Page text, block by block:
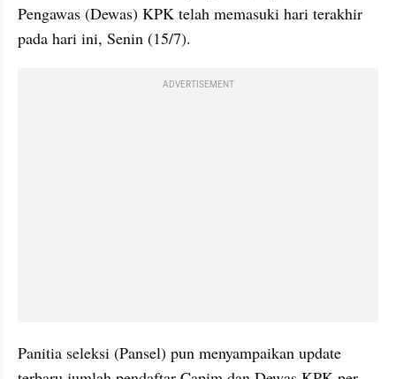
Pengawas (Dewas) KPK telah memasuki hari terakhir
pada hari ini, Senin (15/7).
ADVERTISEMENT
Panitia seleksi (Pansel) pun menyampaikan update